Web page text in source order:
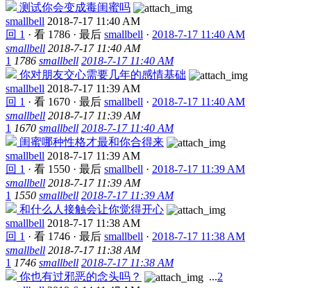
测试你会变成毒闺蜜吗
smallbell 2018-7-17 11:40 AM
回 1 · 看 1786 · 最后 smallbell · 2018-7-17 11:40 AM
smallbell 2018-7-17 11:40 AM
1 1786 smallbell 2018-7-17 11:40 AM
你对朋友交心需要几年的感情基础
smallbell 2018-7-17 11:39 AM
回 1 · 看 1670 · 最后 smallbell · 2018-7-17 11:40 AM
smallbell 2018-7-17 11:39 AM
1 1670 smallbell 2018-7-17 11:40 AM
闺蜜哪种性格才最和你合得来
smallbell 2018-7-17 11:39 AM
回 1 · 看 1550 · 最后 smallbell · 2018-7-17 11:39 AM
smallbell 2018-7-17 11:39 AM
1 1550 smallbell 2018-7-17 11:39 AM
和什么人接触会让你觉得开心
smallbell 2018-7-17 11:38 AM
回 1 · 看 1746 · 最后 smallbell · 2018-7-17 11:38 AM
smallbell 2018-7-17 11:38 AM
1 1746 smallbell 2018-7-17 11:38 AM
你也有过邪恶的念头吗？
...2